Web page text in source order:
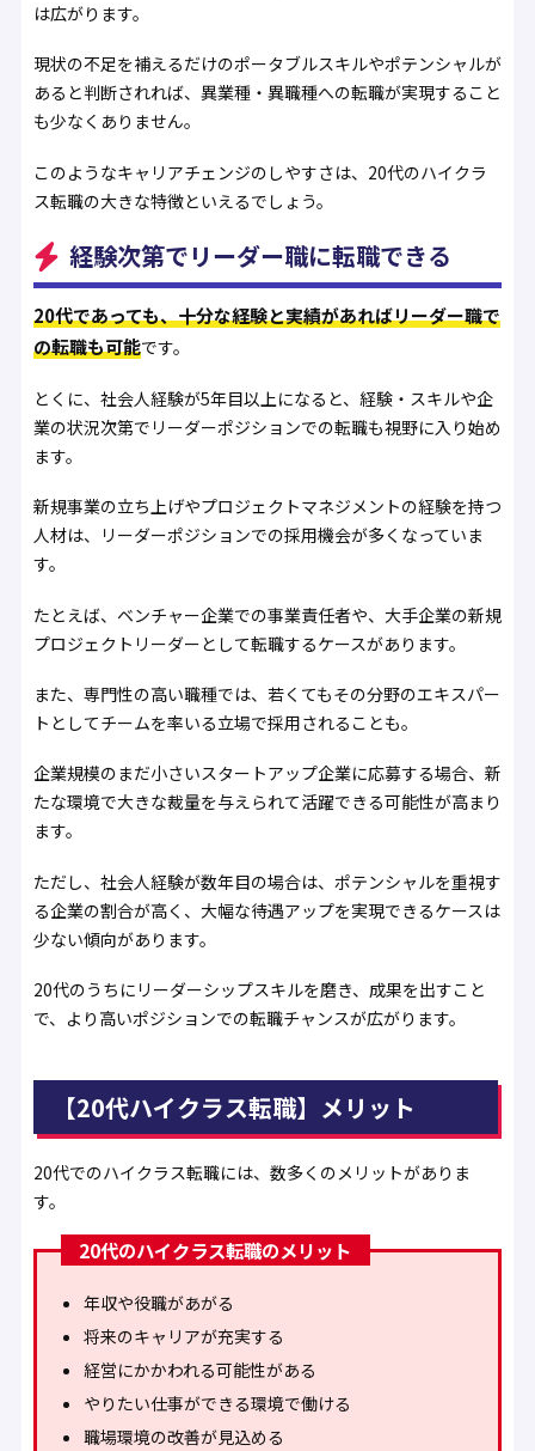
は広がります。
現状の不足を補えるだけのポータブルスキルやポテンシャルが
あると判断されれば、異業種・異職種への転職が実現すること
も少なくありません。
このようなキャリアチェンジのしやすさは、20代のハイクラ
ス転職の大きな特徴といえるでしょう。
経験次第でリーダー職に転職できる
20代であっても、十分な経験と実績があればリーダー職で
の転職も可能です。
とくに、社会人経験が5年目以上になると、経験・スキルや企
業の状況次第でリーダーポジションでの転職も視野に入り始め
ます。
新規事業の立ち上げやプロジェクトマネジメントの経験を持つ
人材は、リーダーポジションでの採用機会が多くなっていま
す。
たとえば、ベンチャー企業での事業責任者や、大手企業の新規
プロジェクトリーダーとして転職するケースがあります。
また、専門性の高い職種では、若くてもその分野のエキスパー
トとしてチームを率いる立場で採用されることも。
企業規模のまだ小さいスタートアップ企業に応募する場合、新
たな環境で大きな裁量を与えられて活躍できる可能性が高まり
ます。
ただし、社会人経験が数年目の場合は、ポテンシャルを重視す
る企業の割合が高く、大幅な待遇アップを実現できるケースは
少ない傾向があります。
20代のうちにリーダーシップスキルを磨き、成果を出すこと
で、より高いポジションでの転職チャンスが広がります。
【20代ハイクラス転職】メリット
20代でのハイクラス転職には、数多くのメリットがありま
す。
20代のハイクラス転職のメリット
年収や役職があがる
将来のキャリアが充実する
経営にかかわれる可能性がある
やりたい仕事ができる環境で働ける
職場環境の改善が見込める